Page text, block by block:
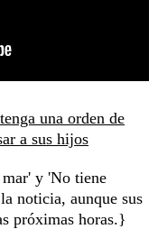
una orden de
a sus hijos
y 'No tiene
noticia, aunque sus
próximas horas.}